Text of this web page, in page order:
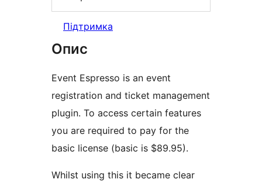
Підтримка
Опис
Event Espresso is an event
registration and ticket management
plugin. To access certain features
you are required to pay for the
basic license (basic is $89.95).
Whilst using this it became clear